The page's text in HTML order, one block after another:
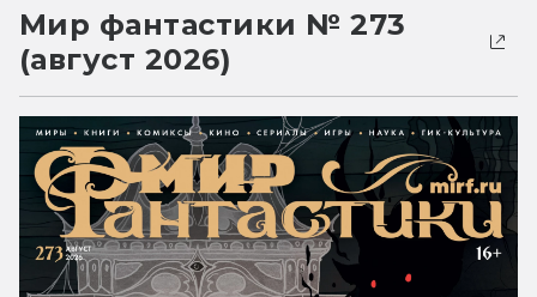
Мир фантастики № 273
(август 2026)